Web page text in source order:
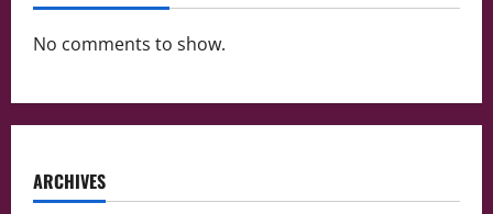
No comments to show.
ARCHIVES